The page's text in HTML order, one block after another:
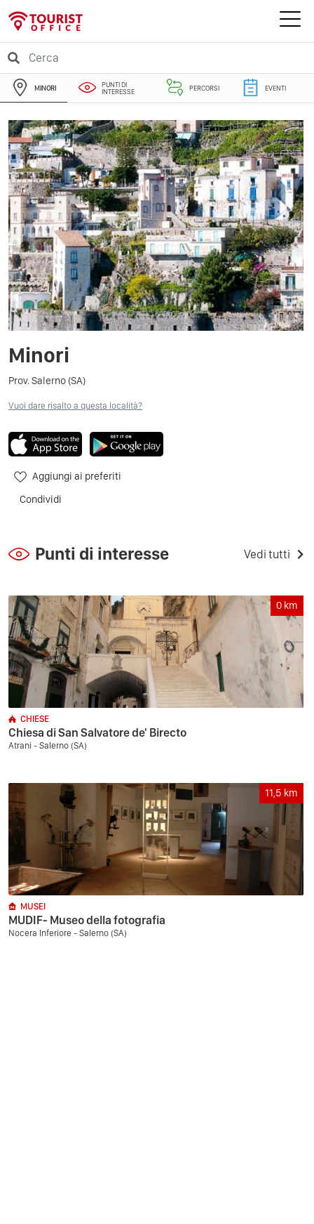
MINORI
PUNTI DI
INTERESSE
PERCORSI EVENTI
Minori
Prov. Salerno (SA)
Vuoi dare risalto a questa località?
Aggiungi ai preferiti
Condividi
Punti di interesse Vedi tutti
0 km
CHIESE
Chiesa di San Salvatore de' Birecto
Atrani - Salerno (SA)
11,5 km
MUSEI
MUDIF- Museo della fotografia
Nocera Inferiore - Salerno (SA)